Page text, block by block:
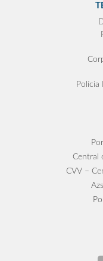
Polícia
Central
CVV –